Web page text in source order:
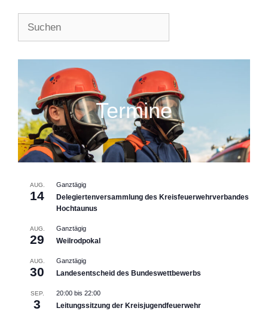
Termine
AUG.
14
Ganztägig
Delegiertenversammlung des Kreisfeuerwehrverbandes
Hochtaunus
AUG.
29
Ganztägig
Weilrodpokal
AUG.
30
Ganztägig
Landesentscheid des Bundeswettbewerbs
SEP.
3
20:00 bis 22:00
Leitungssitzung der Kreisjugendfeuerwehr